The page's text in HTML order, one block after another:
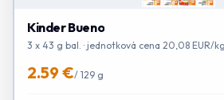
Kinder Bueno
3 x 43 g bal. · jednotková cena 20,08 EUR/kg
2.59 €/ 129 g